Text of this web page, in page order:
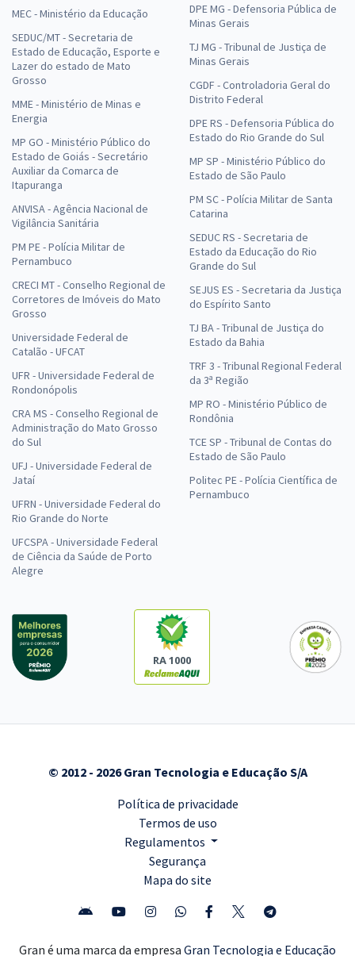
MEC - Ministério da Educação
SEDUC/MT - Secretaria de
Estado de Educação, Esporte e
Lazer do estado de Mato
Grosso
MME - Ministério de Minas e
Energia
MP GO - Ministério Público do
Estado de Goiás - Secretário
Auxiliar da Comarca de
Itapuranga
ANVISA - Agência Nacional de
Vigilância Sanitária
PM PE - Polícia Militar de
Pernambuco
CRECI MT - Conselho Regional de
Corretores de Imóveis do Mato
Grosso
Universidade Federal de
Catalão - UFCAT
UFR - Universidade Federal de
Rondonópolis
CRA MS - Conselho Regional de
Administração do Mato Grosso
do Sul
UFJ - Universidade Federal de
Jataí
UFRN - Universidade Federal do
Rio Grande do Norte
UFCSPA - Universidade Federal
de Ciência da Saúde de Porto
Alegre
DPE MG - Defensoria Pública de
Minas Gerais
TJ MG - Tribunal de Justiça de
Minas Gerais
CGDF - Controladoria Geral do
Distrito Federal
DPE RS - Defensoria Pública do
Estado do Rio Grande do Sul
MP SP - Ministério Público do
Estado de São Paulo
PM SC - Polícia Militar de Santa
Catarina
SEDUC RS - Secretaria de
Estado da Educação do Rio
Grande do Sul
SEJUS ES - Secretaria da Justiça
do Espírito Santo
TJ BA - Tribunal de Justiça do
Estado da Bahia
TRF 3 - Tribunal Regional Federal
da 3ª Região
MP RO - Ministério Público de
Rondônia
TCE SP - Tribunal de Contas do
Estado de São Paulo
Politec PE - Polícia Científica de
Pernambuco
RA 1000
© 2012 - 2026 Gran Tecnologia e Educação S/A
Política de privacidade
Termos de uso
Regulamentos
Segurança
Mapa do site
Gran é uma marca da empresa Gran Tecnologia e Educação